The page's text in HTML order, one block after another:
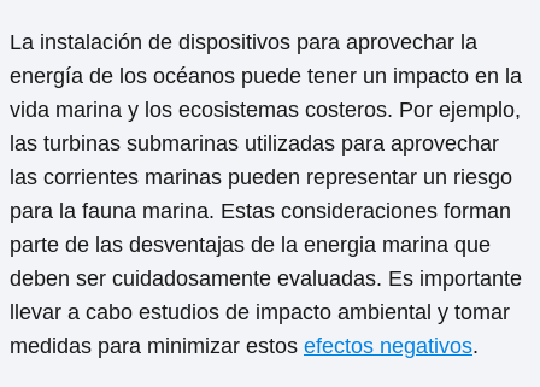
La instalación de dispositivos para aprovechar la
energía de los océanos puede tener un impacto en la
vida marina y los ecosistemas costeros. Por ejemplo,
las turbinas submarinas utilizadas para aprovechar
las corrientes marinas pueden representar un riesgo
para la fauna marina. Estas consideraciones forman
parte de las desventajas de la energia marina que
deben ser cuidadosamente evaluadas. Es importante
llevar a cabo estudios de impacto ambiental y tomar
medidas para minimizar estos efectos negativos.